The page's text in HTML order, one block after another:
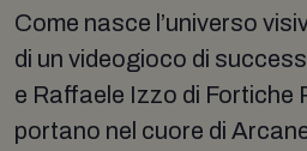
Come nasce l’universo
di un videogioco di
e Raffaele Izzo di Fortiche
portano nel cuore di